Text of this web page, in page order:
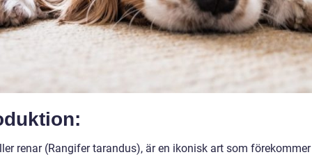
renar (Rangifer tarandus), är en ikonisk art som